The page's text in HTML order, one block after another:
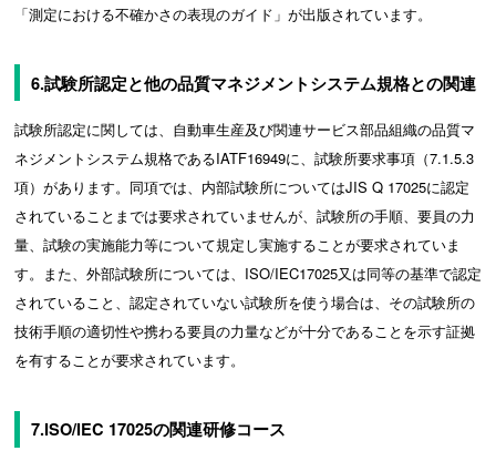
「測定における不確かさの表現のガイド」が出版されています。
6.試験所認定と他の品質マネジメントシステム規格との関連
試験所認定に関しては、自動車生産及び関連サービス部品組織の品質マ
ネジメントシステム規格であるIATF16949に、試験所要求事項（7.1.5.3
項）があります。同項では、内部試験所についてはJIS Q 17025に認定
されていることまでは要求されていませんが、試験所の手順、要員の力
量、試験の実施能力等について規定し実施することが要求されていま
す。また、外部試験所については、ISO/IEC17025又は同等の基準で認定
されていること、認定されていない試験所を使う場合は、その試験所の
技術手順の適切性や携わる要員の力量などが十分であることを示す証拠
を有することが要求されています。
7.ISO/IEC 17025の関連研修コース